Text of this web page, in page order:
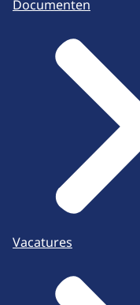
Documenten
Vacatures